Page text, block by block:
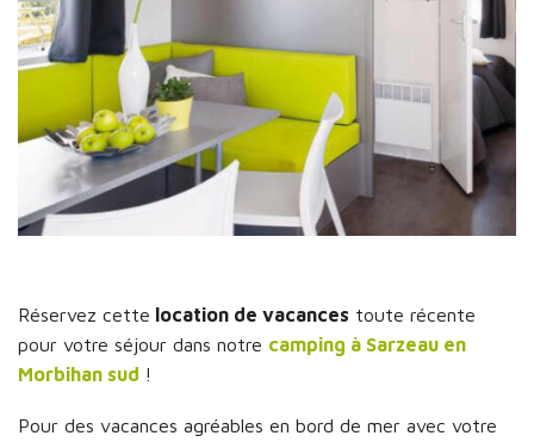
Réservez cette location de vacances toute récente
pour votre séjour dans notre camping à Sarzeau en
Morbihan sud !
Pour des vacances agréables en bord de mer avec votre